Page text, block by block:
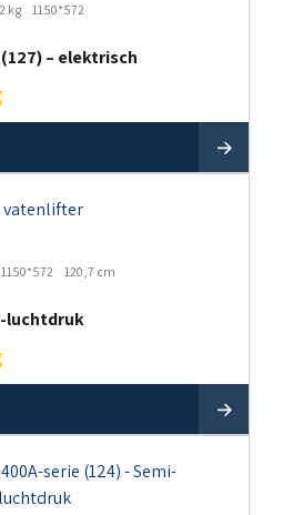
kg 1150*572
– elektrisch
1150*572 120,7 cm
luchtdruk